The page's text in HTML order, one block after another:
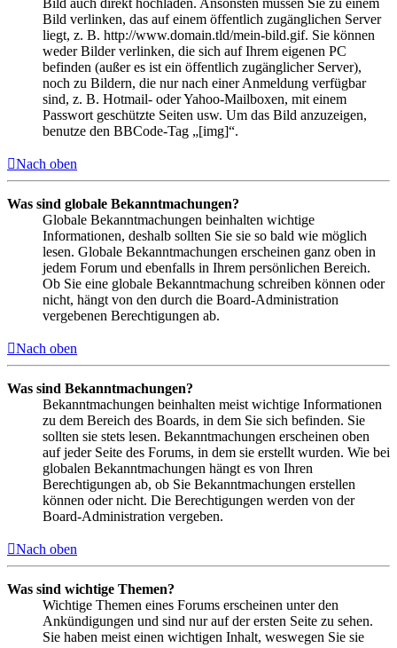
Bild verlinken, das auf einem öffentlich zugänglichen Server
liegt, z. B. http://www.domain.tld/mein-bild.gif. Sie können
weder Bilder verlinken, die sich auf Ihrem eigenen PC
befinden (außer es ist ein öffentlich zugänglicher Server),
noch zu Bildern, die nur nach einer Anmeldung verfügbar
sind, z. B. Hotmail- oder Yahoo-Mailboxen, mit einem
Passwort geschützte Seiten usw. Um das Bild anzuzeigen,
benutze den BBCode-Tag „[img]“.
Nach oben
Was sind globale Bekanntmachungen?
Globale Bekanntmachungen beinhalten wichtige
Informationen, deshalb sollten Sie sie so bald wie möglich
lesen. Globale Bekanntmachungen erscheinen ganz oben in
jedem Forum und ebenfalls in Ihrem persönlichen Bereich.
Ob Sie eine globale Bekanntmachung schreiben können oder
nicht, hängt von den durch die Board-Administration
vergebenen Berechtigungen ab.
Nach oben
Was sind Bekanntmachungen?
Bekanntmachungen beinhalten meist wichtige Informationen
zu dem Bereich des Boards, in dem Sie sich befinden. Sie
sollten sie stets lesen. Bekanntmachungen erscheinen oben
auf jeder Seite des Forums, in dem sie erstellt wurden. Wie bei
globalen Bekanntmachungen hängt es von Ihren
Berechtigungen ab, ob Sie Bekanntmachungen erstellen
können oder nicht. Die Berechtigungen werden von der
Board-Administration vergeben.
Nach oben
Was sind wichtige Themen?
Wichtige Themen eines Forums erscheinen unter den
Ankündigungen und sind nur auf der ersten Seite zu sehen.
Sie haben meist einen wichtigen Inhalt, weswegen Sie sie